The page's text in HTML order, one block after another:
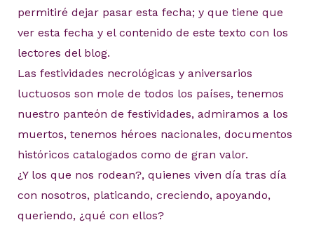
permitiré dejar pasar esta fecha; y que tiene que
ver esta fecha y el contenido de este texto con los
lectores del blog.
Las festividades necrológicas y aniversarios
luctuosos son mole de todos los países, tenemos
nuestro panteón de festividades, admiramos a los
muertos, tenemos héroes nacionales, documentos
históricos catalogados como de gran valor.
¿Y los que nos rodean?, quienes viven día tras día
con nosotros, platicando, creciendo, apoyando,
queriendo, ¿qué con ellos?